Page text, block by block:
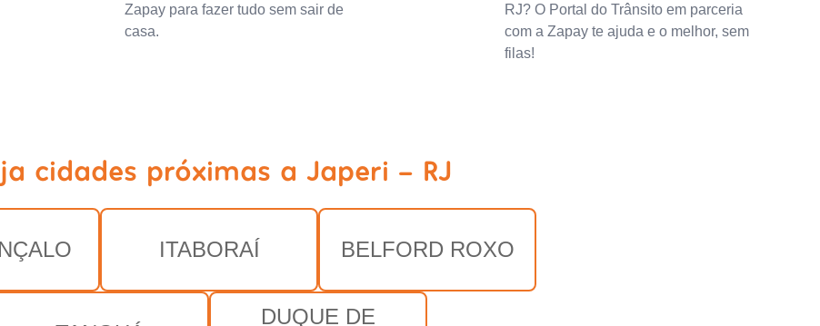
Zapay para fazer tudo sem sair de
casa.
RJ? O Portal do Trânsito em parceria
com a Zapay te ajuda e o melhor, sem
filas!
cidades próximas a Japeri - RJ
ITABORAÍ BELFORD ROXO
DUQUE DE